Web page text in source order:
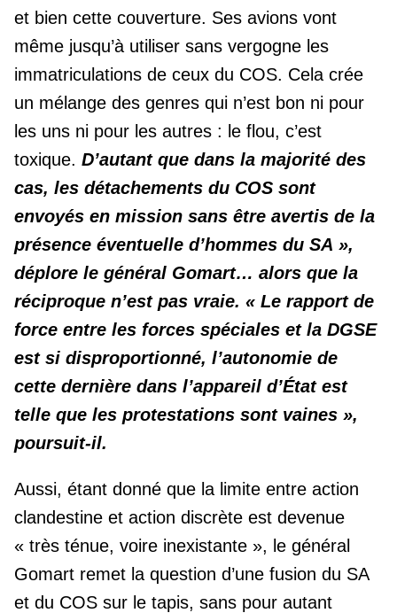
et bien cette couverture. Ses avions vont
même jusqu’à utiliser sans vergogne les
immatriculations de ceux du COS. Cela crée
un mélange des genres qui n’est bon ni pour
les uns ni pour les autres : le flou, c’est
toxique. D’autant que dans la majorité des
cas, les détachements du COS sont
envoyés en mission sans être avertis de la
présence éventuelle d’hommes du SA »,
déplore le général Gomart… alors que la
réciproque n’est pas vraie. « Le rapport de
force entre les forces spéciales et la DGSE
est si disproportionné, l’autonomie de
cette dernière dans l’appareil d’État est
telle que les protestations sont vaines »,
poursuit-il.
Aussi, étant donné que la limite entre action
clandestine et action discrète est devenue
« très ténue, voire inexistante », le général
Gomart remet la question d’une fusion du SA
et du COS sur le tapis, sans pour autant